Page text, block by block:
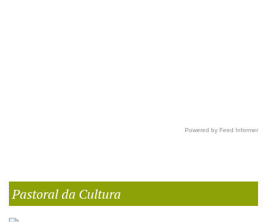
Powered by Feed Informer
Pastoral da Cultura